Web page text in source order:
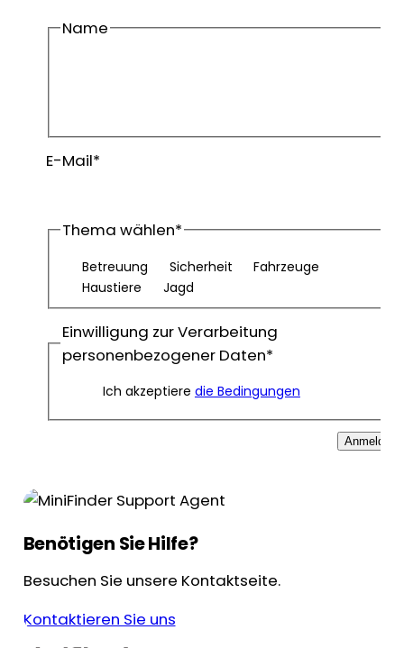
Name
Nachname
E-Mail*
Thema wählen*
Betreuung Sicherheit
Fahrzeuge
Haustiere
Jagd
Einwilligung zur Verarbeitung
personenbezogener Daten*
Ich akzeptiere die Bedingungen
Anmelden
Benötigen Sie Hilfe?
Besuchen Sie unsere Kontaktseite.
Kontaktieren Sie uns